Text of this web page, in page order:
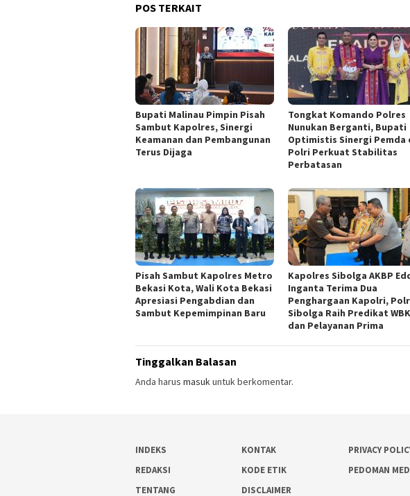
POS TERKAIT
Bupati Malinau Pimpin Pisah
Sambut Kapolres, Sinergi
Keamanan dan Pembangunan
Terus Dijaga
Tongkat Komando Polres
Nunukan Berganti, Bupati
Optimistis Sinergi Pemda
Polri Perkuat Stabilitas
Perbatasan
Pisah Sambut Kapolres Metro
Bekasi Kota, Wali Kota Bekasi
Apresiasi Pengabdian dan
Sambut Kepemimpinan Baru
Kapolres Sibolga AKBP
Inganta Terima Dua
Penghargaan Kapolri,
Sibolga Raih Predikat WBK
dan Pelayanan Prima
Tinggalkan Balasan
Anda harus masukuntuk berkomentar.
INDEKS KONTAK
PRIVACY
REDAKSI
KODE ETIK
PEDOMAN
TENTANG
DISCLAIMER